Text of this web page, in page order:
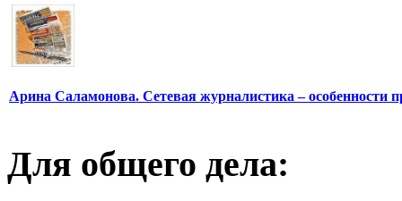
Арина Саламонова. Сетевая журналистика – особенности
Для общего дела: